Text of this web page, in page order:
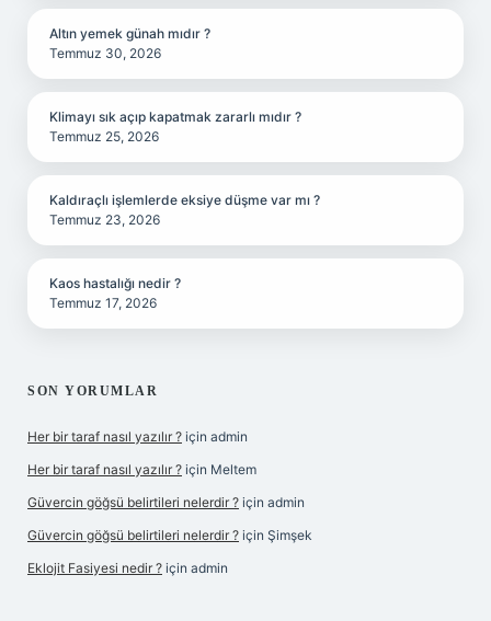
Altın yemek günah mıdır ?
Temmuz 30, 2026
Klimayı sık açıp kapatmak zararlı mıdır ?
Temmuz 25, 2026
Kaldıraçlı işlemlerde eksiye düşme var mı ?
Temmuz 23, 2026
Kaos hastalığı nedir ?
Temmuz 17, 2026
SON YORUMLAR
Her bir taraf nasıl yazılır ? için admin
Her bir taraf nasıl yazılır ? için Meltem
Güvercin göğsü belirtileri nelerdir ? için admin
Güvercin göğsü belirtileri nelerdir ? için Şimşek
Eklojit Fasiyesi nedir ? için admin